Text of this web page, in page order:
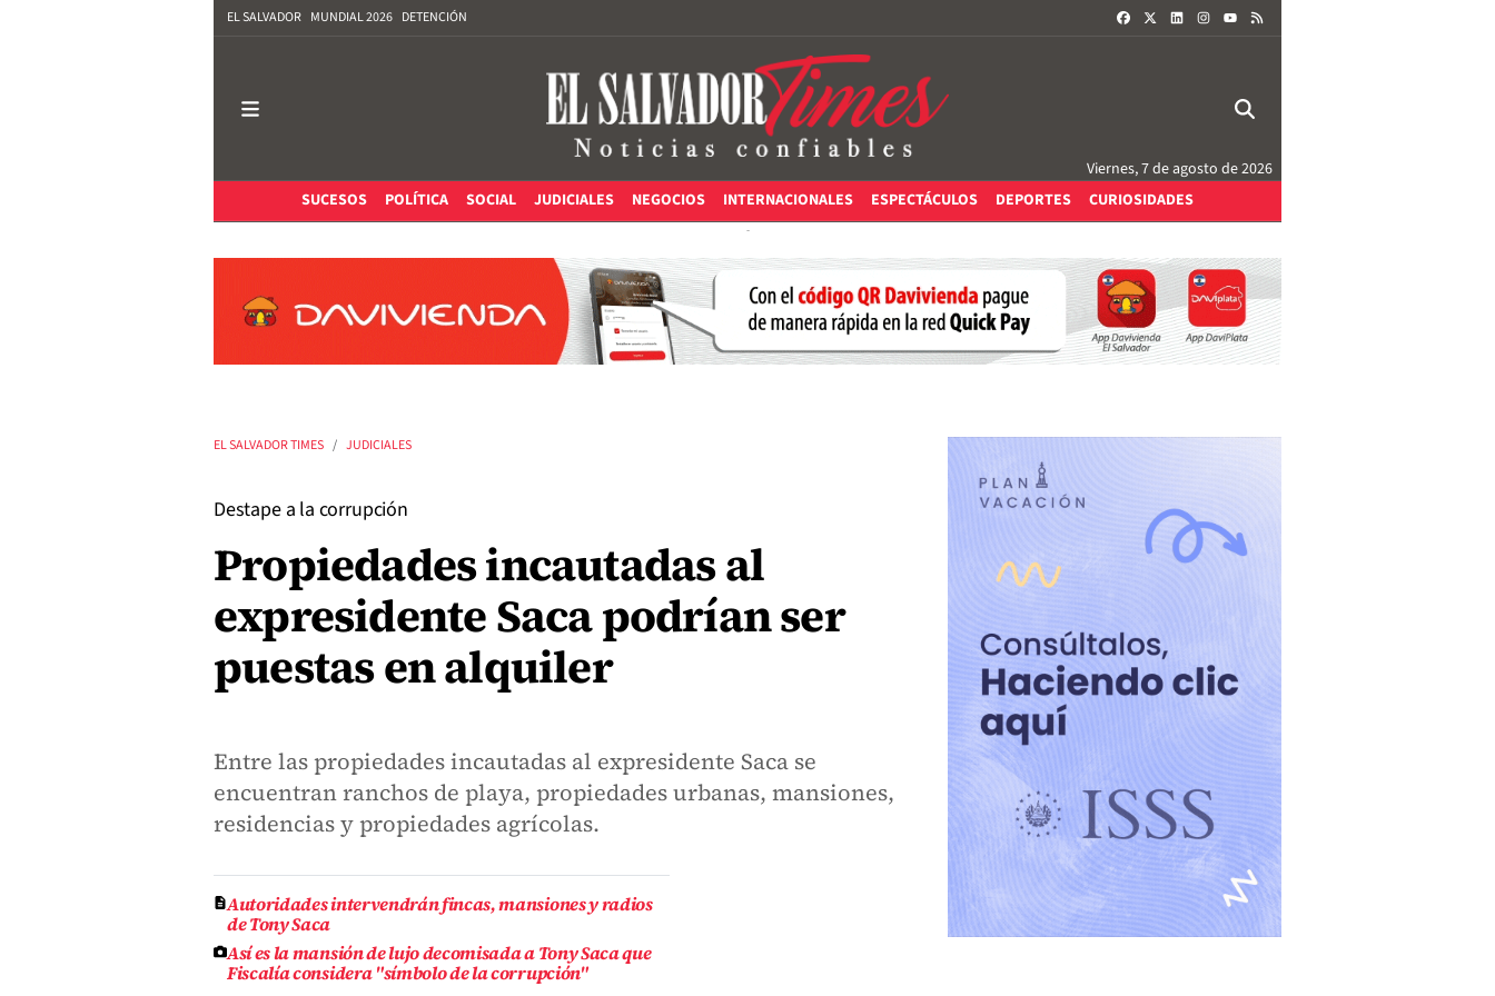
EL SALVADOR MUNDIAL 2026 DETENCIÓN FACEBOOKLINKEDININSTAGRAM
Viernes, 7 de agosto de 2026
SUCESOS
POLÍTICA SOCIAL JUDICIALES NEGOCIOS INTERNACIONALES ESPECTÁCULOS DEPORTES CURIOSIDADES
EL SALVADOR TIMES JUDICIALES
Destape a la corrupción
Propiedades incautadas al
expresidente Saca podrían ser
puestas en alquiler
Entre las propiedades incautadas al expresidente Saca se
encuentran ranchos de playa, propiedades urbanas, mansiones,
residencias y propiedades agrícolas.
Autoridades intervendrán fincas, mansiones y radios
de Tony Saca
Así es la mansión de lujo decomisada a Tony Saca que
Fiscalía considera "símbolo de la corrupción"